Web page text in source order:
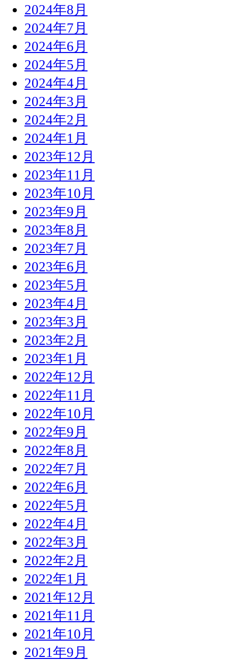
2024年8月
2024年7月
2024年6月
2024年5月
2024年4月
2024年3月
2024年2月
2024年1月
2023年12月
2023年11月
2023年10月
2023年9月
2023年8月
2023年7月
2023年6月
2023年5月
2023年4月
2023年3月
2023年2月
2023年1月
2022年12月
2022年11月
2022年10月
2022年9月
2022年8月
2022年7月
2022年6月
2022年5月
2022年4月
2022年3月
2022年2月
2022年1月
2021年12月
2021年11月
2021年10月
2021年9月